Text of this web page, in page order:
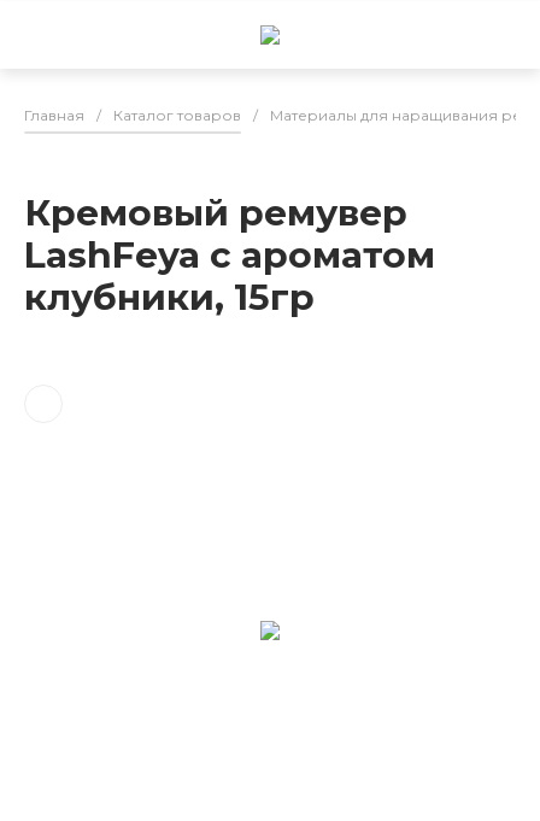
Главная / Каталог товаров / Материалы для наращивания
Кремовый ремувер
LashFeya с ароматом
клубники, 15гр